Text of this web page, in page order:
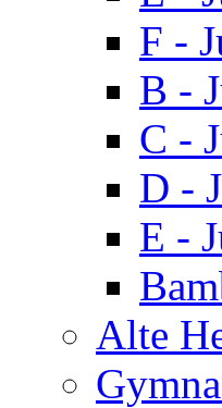
F -
B -
C -
D -
E -
Alte